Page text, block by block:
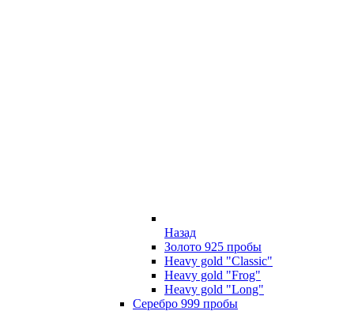
Назад
Золото 925 пробы
Heavy gold "Classic"
Heavy gold "Frog"
Heavy gold "Long"
Серебро 999 пробы